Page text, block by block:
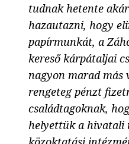
tudnak hetente
hazautazni, hogy
papírmunkát, a
kereső kárpátaljai
nagyon marad más
rengeteg pénzt
családtagoknak,
helyettük a hivatali